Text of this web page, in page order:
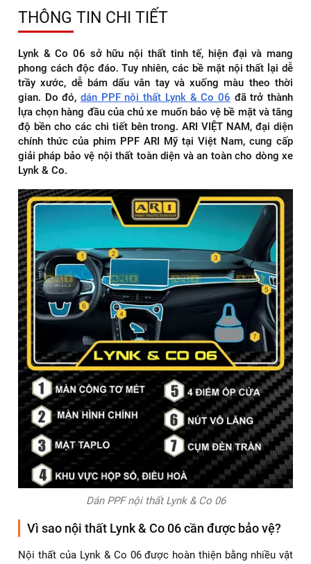
THÔNG TIN CHI TIẾT
Lynk & Co 06 sở hữu nội thất tinh tế, hiện đại và mang
phong cách độc đáo. Tuy nhiên, các bề mặt nội thất lại dễ
trầy xước, dễ bám dấu vân tay và xuống màu theo thời
gian. Do đó,dán PPF nội thất Lynk & Co 06 đã trở thành
lựa chọn hàng đầu của chủ xe muốn bảo vệ bề mặt và tăng
độ bền cho các chi tiết bên trong. ARI VIỆT NAM, đại diện
chính thức của phim PPF ARI Mỹ tại Việt Nam, cung cấp
giải pháp bảo vệ nội thất toàn diện và an toàn cho dòng xe
Lynk & Co.
Dán PPF nội thất Lynk & Co 06
Vì sao nội thất Lynk & Co 06 cần được bảo vệ?
Nội thất của Lynk & Co 06 được hoàn thiện bằng nhiều vật